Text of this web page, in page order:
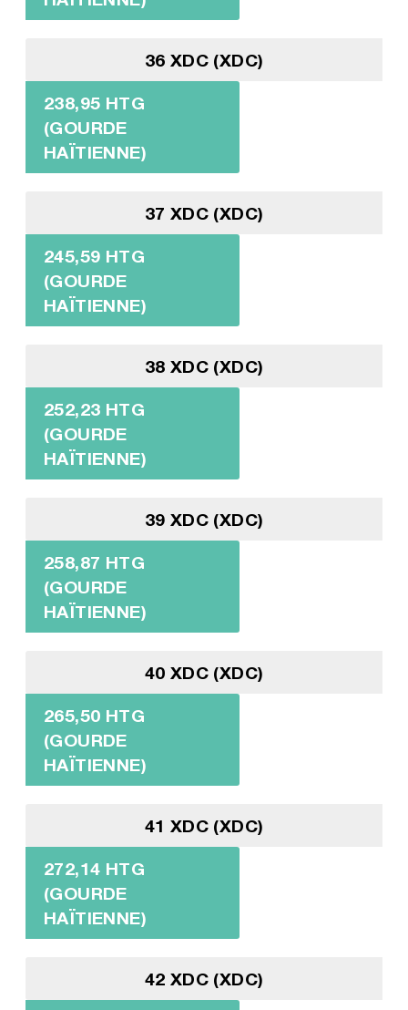
36 XDC (XDC)
238,95 HTG
(GOURDE
HAÏTIENNE)
37 XDC (XDC)
245,59 HTG
(GOURDE
HAÏTIENNE)
38 XDC (XDC)
252,23 HTG
(GOURDE
HAÏTIENNE)
39 XDC (XDC)
258,87 HTG
(GOURDE
HAÏTIENNE)
40 XDC (XDC)
265,50 HTG
(GOURDE
HAÏTIENNE)
41 XDC (XDC)
272,14 HTG
(GOURDE
HAÏTIENNE)
42 XDC (XDC)